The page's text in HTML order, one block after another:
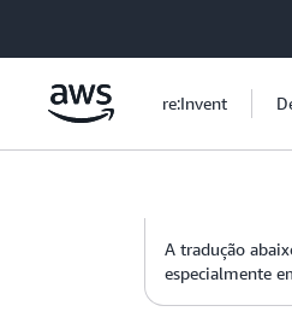
re:Invent
A tradução
especialmente